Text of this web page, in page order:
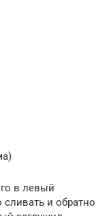
в левый
сливать и обратно